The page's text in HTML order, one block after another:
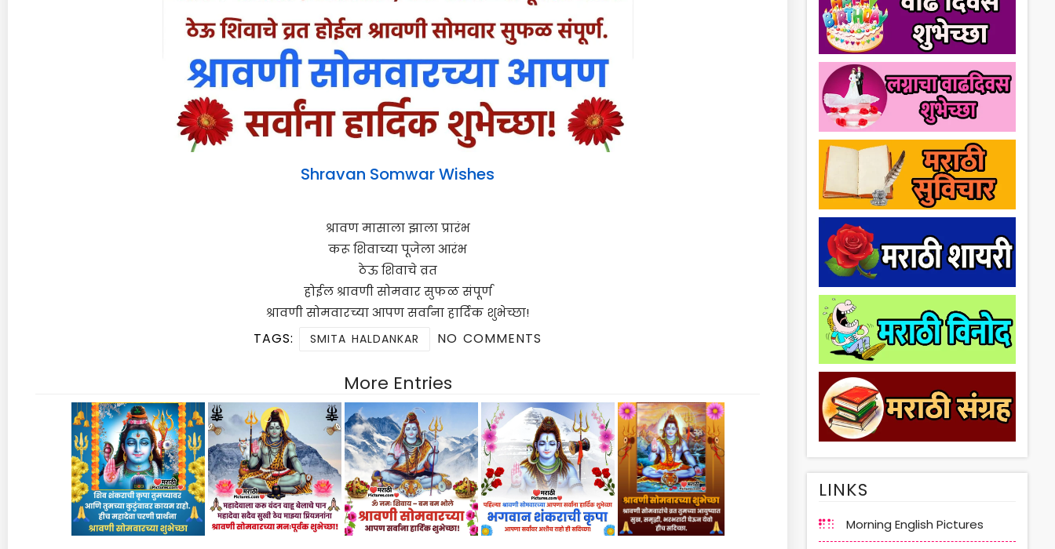
Shravan Somwar Wishes
श्रावण मासाला झाला प्रारंभ
करू शिवाच्या पूजेला आरंभ
ठेऊ शिवाचे व्रत
होईल श्रावणी सोमवार सुफळ संपूर्ण
श्रावणी सोमवारच्या आपण सर्वांना हार्दिक शुभेच्छा!
TAGS: SMITA HALDANKAR NO COMMENTS
More Entries
LINKS
Morning English Pictures